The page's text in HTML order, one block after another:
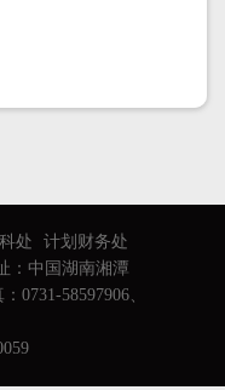
处
计划财务处
：中国湖南湘潭
0731-58597906、